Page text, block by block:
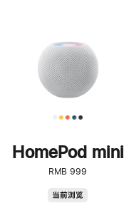
HomePod mini
RMB 999
当前浏览